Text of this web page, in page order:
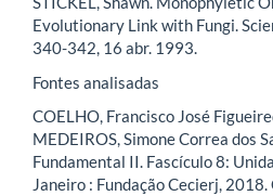
Evolutionary Link with Fungi.
340-342, 16 abr. 1993.
Fontes analisadas
COELHO, Francisco José
MEDEIROS, Simone Correa dos
Fundamental II. Fascículo 8:
Janeiro : Fundação Cecierj, 2018.